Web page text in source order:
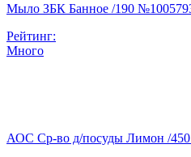
Мыло ЗБК Банное /190
Рейтинг:
Много
АОС Ср-во д/посуды Лимон /